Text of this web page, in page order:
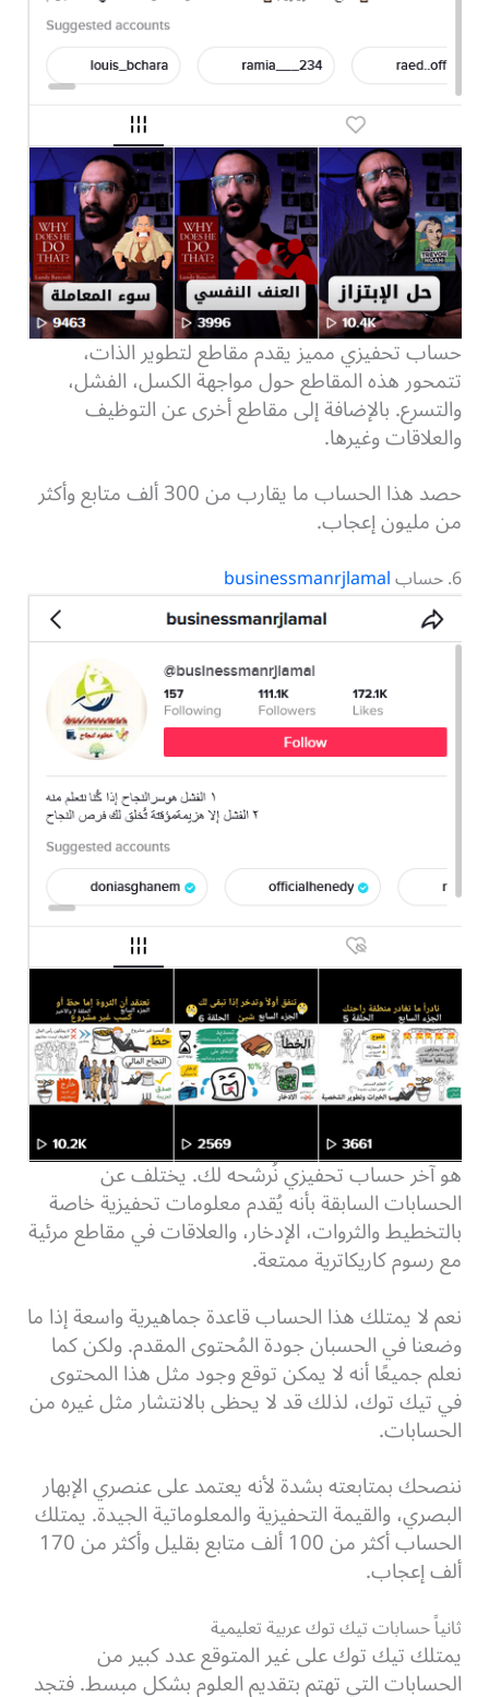
حساب تحفيزي مميز يقدم مقاطع لتطوير الذات،
تتمحور هذه المقاطع حول مواجهة الكسل، الفشل،
والتسرع. بالإضافة إلى مقاطع أخرى عن التوظيف
والعلاقات وغيرها.
حصد هذا الحساب ما يقارب من 300 ألف متابع وأكثر
من مليون إعجاب.
6. حساب businessmanrjlamal
هو آخر حساب تحفيزي نُرشحه لك. يختلف عن
الحسابات السابقة بأنه يُقدم معلومات تحفيزية خاصة
بالتخطيط والثروات، الإدخار، والعلاقات في مقاطع مرئية
مع رسوم كاريكاترية ممتعة.
نعم لا يمتلك هذا الحساب قاعدة جماهيرية واسعة إذا ما
وضعنا في الحسبان جودة المُحتوى المقدم. ولكن كما
نعلم جميعًا أنه لا يمكن توقع وجود مثل هذا المحتوى
في تيك توك، لذلك قد لا يحظى بالانتشار مثل غيره من
الحسابات.
ننصحك بمتابعته بشدة لأنه يعتمد على عنصري الإبهار
البصري، والقيمة التحفيزية والمعلوماتية الجيدة. يمتلك
الحساب أكثر من 100 ألف متابع بقليل وأكثر من 170
ألف إعجاب.
ثانياً حسابات تيك توك عربية تعليمية
يمتلك تيك توك على غير المتوقع عدد كبير من
الحسابات التي تهتم بتقديم العلوم بشكل مبسط. فتجد